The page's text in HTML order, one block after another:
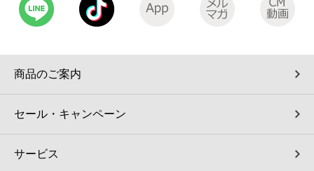
モバイルバッテリーシェアリング（店舗限定）
商品のご案内
セール・キャンペーン
サービス